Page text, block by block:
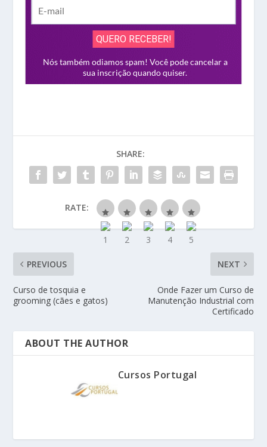
SHARE:
RATE:
PREVIOUS
Curso de tosquia e
grooming (cães e gatos)
NEXT
Onde Fazer um Curso de
Manutenção Industrial com
Certificado
ABOUT THE AUTHOR
Cursos Portugal